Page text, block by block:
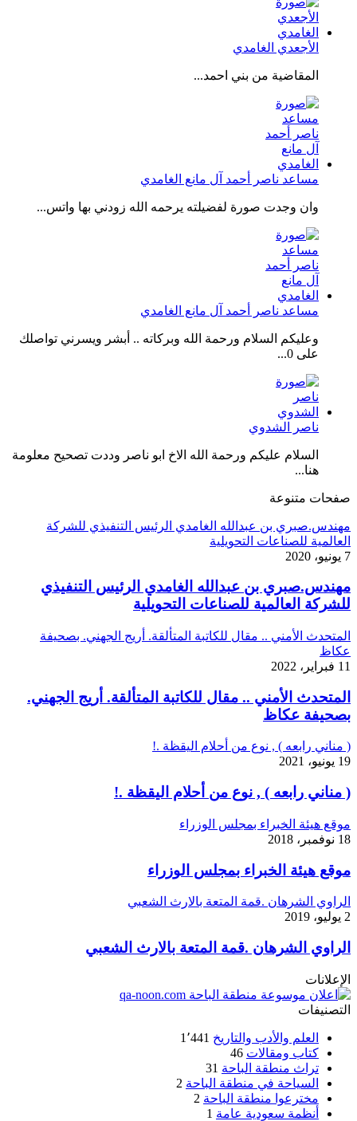
الأجعدي الغامدي
المقاضية من بني احمد...
مساعد ناصر أحمد آل مانع الغامدي
وان وجدت صورة لفضيلته يرحمه الله زودني بها واتس...
مساعد ناصر أحمد آل مانع الغامدي
وعليكم السلام ورحمة الله وبركاته .. أبشر ويسرني تواصلك
على 0...
ناصر الشدوي
السلام عليكم ورحمة الله الاخ ابو ناصر وددت تصحيح معلومة
هنا...
صفحات متنوعة
مهندس.صبري بن عبدالله الغامدي الرئيس التنفيذي للشركة
العالمية للصناعات التحويلية
7 يونيو، 2020
مهندس.صبري بن عبدالله الغامدي الرئيس التنفيذي
للشركة العالمية للصناعات التحويلية
المتحدث الأمني .. مقال للكاتبة المتألقة. أريج الجهني. بصحيفة
عكاظ
11 فبراير، 2022
المتحدث الأمني .. مقال للكاتبة المتألقة. أريج الجهني.
بصحيفة عكاظ
( مناني رابعه ) , نوع من أحلام اليقظة .!
19 يونيو، 2021
( مناني رابعه ) , نوع من أحلام اليقظة .!
موقع هيئة الخبراء بمجلس الوزراء
18 نوفمبر، 2018
موقع هيئة الخبراء بمجلس الوزراء
الراوي الشرهان .قمة المتعة بالارث الشعبي
2 يوليو، 2019
الراوي الشرهان .قمة المتعة بالارث الشعبي
الإعلانات
التصنيفات
العلم والأدب والتاريخ 1٬441
كتاب ومقالات 46
تراث منطقة الباحة 31
السياحة في منطقة الباحة 2
مخترعوا منطقة الباحة 2
أنظمة سعودية عامة 1